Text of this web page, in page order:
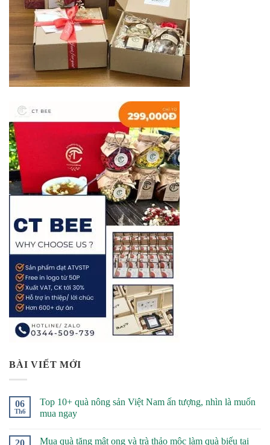
BÀI VIẾT MỚI
06
Th6
Top 10+ quà nông sản Việt Nam ấn tượng, nhìn là muốn
mua ngay
20 Mua quà tặng mật ong và trà thảo mộc làm quà biếu tại